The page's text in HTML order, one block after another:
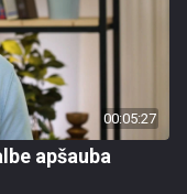
00:05:27
apšauba